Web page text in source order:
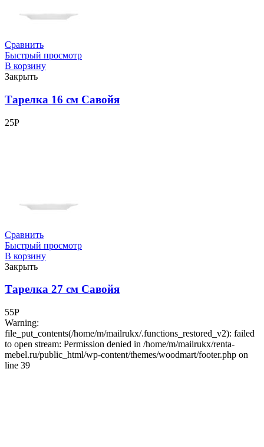
Сравнить
Быстрый просмотр
В корзину
Закрыть
Тарелка 16 см Савойя
25Р
Сравнить
Быстрый просмотр
В корзину
Закрыть
Тарелка 27 см Савойя
55Р
Warning:
file_put_contents(/home/m/mailrukx/.functions_restored_v2): failed
to open stream: Permission denied in /home/m/mailrukx/renta-
mebel.ru/public_html/wp-content/themes/woodmart/footer.php on
line 39